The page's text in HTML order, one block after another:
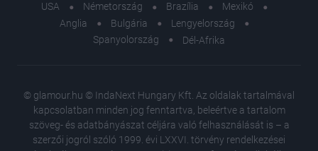
USA Németország Brazília
Mexikó
Anglia
Bulgária
Lengyelország
Spanyolország
Dél-Afrika
© glamour.hu © IndaNext Hungary Kft. Az oldalak tartalmával
kapcsolatban minden jog fenntartva, beleértve a tartalom
szöveg- és adatbányászat céljára való felhasználását is – a
szerzői jogról szóló 1999. évi LXXVI. törvény rendelkezései